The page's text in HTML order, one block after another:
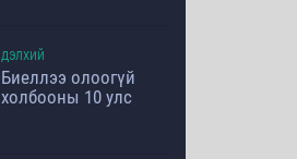
ДЭЛХИЙ
Биеллээ олоогүй
холбооны 10 улс